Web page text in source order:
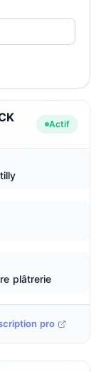
Actif
plâtrerie
pro